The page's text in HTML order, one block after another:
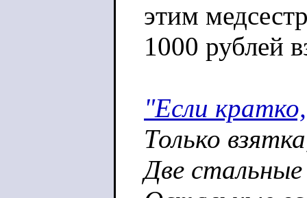
этим
1000 рублей
"Если
Только
Две